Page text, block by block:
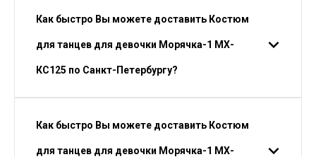
Как быстро Вы можете доставить Костюм
для танцев для девочки Морячка-1 МХ-
КС125 по Санкт-Петербургу?
Как быстро Вы можете доставить Костюм
для танцев для девочки Морячка-1 МХ-